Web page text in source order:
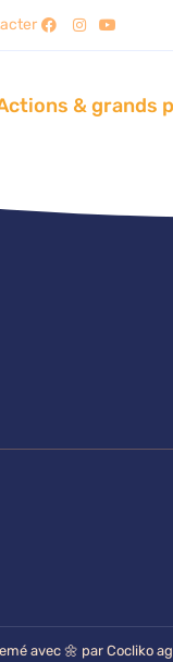
& grands
avec 🌼 par Cocliko